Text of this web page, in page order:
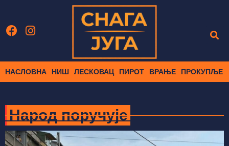
НАСЛОВНА НИШ ЛЕСКОВАЦ ПИРОТ ВРАЊЕ ПРОКУПЉЕ
Народ поручује